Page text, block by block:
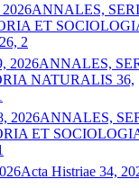
ANNALES,
ET
2
2026ANNALES,
NATURALIS 36,
2026ANNALES,
ET
Acta Histriae 34,